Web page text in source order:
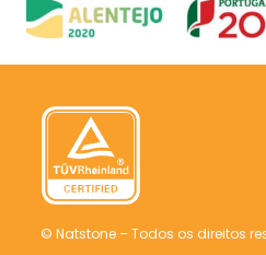
© Natstone – Todos os direitos